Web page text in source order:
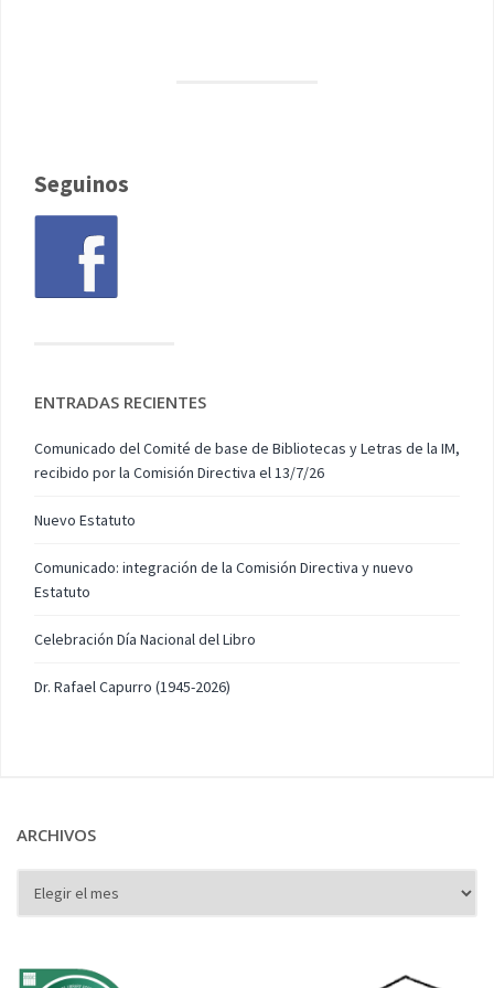
Seguinos
ENTRADAS RECIENTES
Comunicado del Comité de base de Bibliotecas y Letras de la IM,
recibido por la Comisión Directiva el 13/7/26
Nuevo Estatuto
Comunicado: integración de la Comisión Directiva y nuevo
Estatuto
Celebración Día Nacional del Libro
Dr. Rafael Capurro (1945-2026)
ARCHIVOS